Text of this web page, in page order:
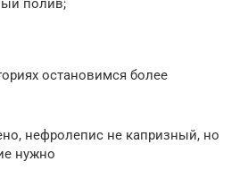
полив;
остановимся более
нефролепис не капризный, но
нужно